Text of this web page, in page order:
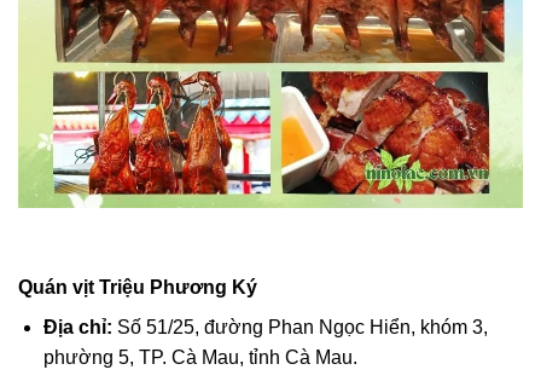
Quán vịt Triệu Phương Ký
Địa chỉ: Số 51/25, đường Phan Ngọc Hiển, khóm 3,
phường 5, TP. Cà Mau, tỉnh Cà Mau.